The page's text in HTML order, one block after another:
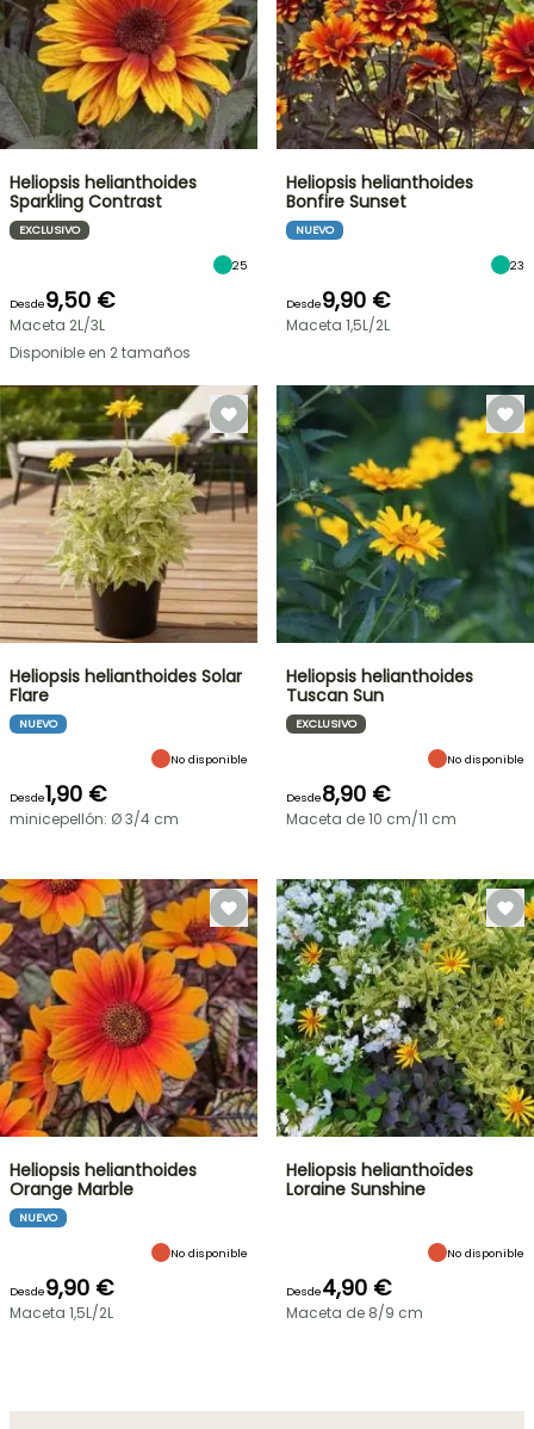
Heliopsis helianthoides
Sparkling Contrast
EXCLUSIVO
25
Desde9,50 €
Maceta 2L/3L
Disponible en 2 tamaños
Heliopsis helianthoides
Bonfire Sunset
NUEVO
23
Desde9,90 €
Maceta 1,5L/2L
Heliopsis helianthoides Solar
Flare
NUEVO
No disponible
Desde1,90 €
minicepellón: Ø 3/4 cm
Heliopsis helianthoides
Tuscan Sun
EXCLUSIVO
No disponible
Desde8,90 €
Maceta de 10 cm/11 cm
Heliopsis helianthoides
Orange Marble
NUEVO
No disponible
Desde9,90 €
Maceta 1,5L/2L
Heliopsis helianthoïdes
Loraine Sunshine
No disponible
Desde4,90 €
Maceta de 8/9 cm